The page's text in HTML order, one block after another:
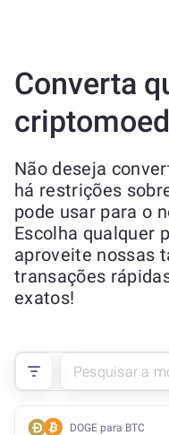
Converta
Não deseja
há restrições
pode usar para o
Escolha qualquer
aproveite nossas
transações
exatos!
DOGE para BTC